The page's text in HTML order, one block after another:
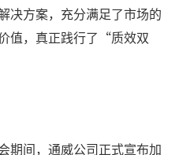
决方案，充分满足了市场的
值，真正践行了“质效双
间，通威公司正式宣布加